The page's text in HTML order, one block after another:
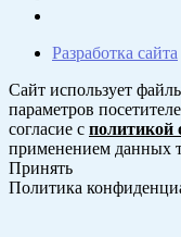
Разработка сайта
Сайт использует
параметров
согласие с политикой
применением данных
Принять
Политика